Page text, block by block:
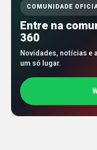
COMUNIDADE
Entre na
360
Novidades, notícias e
um só lugar.